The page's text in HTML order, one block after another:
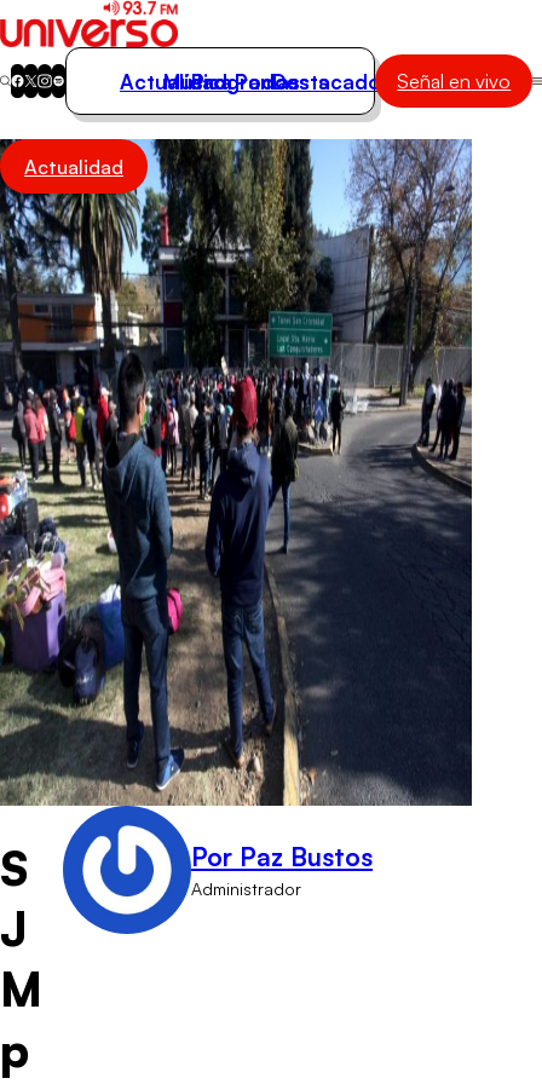
Actualidad
Música
Programas
Podcasts
Destacados
Actualidad
Música
Programas
Podcasts
Destacados Señal en vivo
Actualidad
S
J
M
p
Por Paz Bustos
Administrador